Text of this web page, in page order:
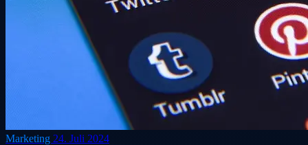
Marketing 24. Juli 2024